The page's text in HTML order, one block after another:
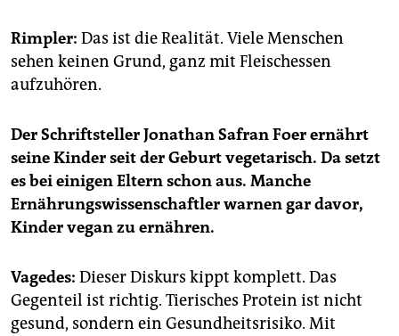
Rimpler: Das ist die Realität. Viele Menschen
sehen keinen Grund, ganz mit Fleischessen
aufzuhören.
Der Schriftsteller Jonathan Safran Foer ernährt
seine Kinder seit der Geburt vegetarisch. Da setzt
es bei einigen Eltern schon aus. Manche
Ernährungswissenschaftler warnen gar davor,
Kinder vegan zu ernähren.
Vagedes: Dieser Diskurs kippt komplett. Das
Gegenteil ist richtig. Tierisches Protein ist nicht
gesund, sondern ein Gesundheitsrisiko. Mit